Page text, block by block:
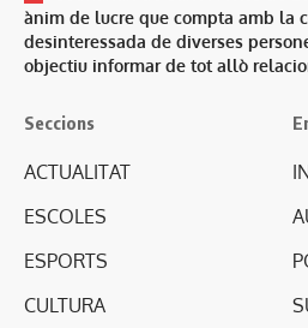
ànim de lucre que compta amb la
desinteressada de diverses
objectiu informar de tot allò
Seccions
ACTUALITAT
ESCOLES
ESPORTS
CULTURA